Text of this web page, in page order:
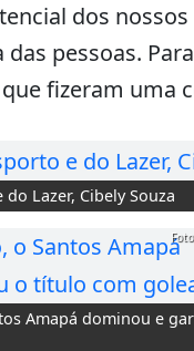
dos
pessoas.
fizeram uma
Lazer, Cibely Souza
Amapá dominou e